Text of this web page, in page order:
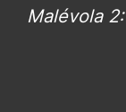
Malévola